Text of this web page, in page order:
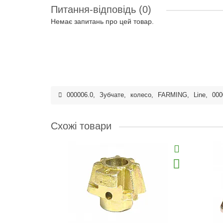
Питання-відповідь (0)
Немає запитань про цей товар.
000006.0, Зубчате, колесо, FARMING, Line,
Схожі товари